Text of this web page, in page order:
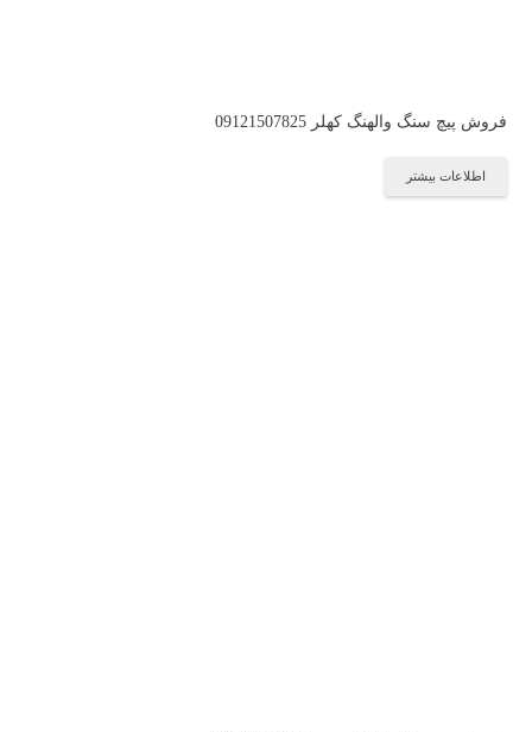
فروش پیچ سنگ والهنگ کهلر 09121507825
اطلاعات بیشتر